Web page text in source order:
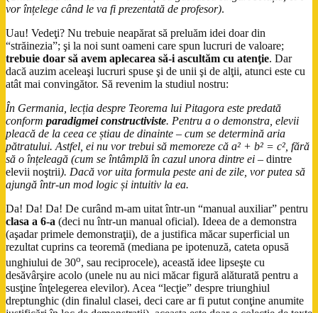
vor înțelege când le va fi prezentată de profesor).
Uau! Vedeţi? Nu trebuie neapărat să preluăm idei doar din
“străinezia”; şi la noi sunt oameni care spun lucruri de valoare;
trebuie doar să avem aplecarea să-i ascultăm cu atenţie. Dar
dacă auzim aceleaşi lucruri spuse şi de unii şi de alţii, atunci este cu
atât mai convingător. Să revenim la studiul nostru:
În Germania, lecția despre Teorema lui Pitagora este predată
conform paradigmei constructiviste. Pentru a o demonstra, elevii
pleacă de la ceea ce știau de dinainte – cum se determină aria
pătratului. Astfel, ei nu vor trebui să memoreze că a² + b² = c², fără
să o înțeleagă (cum se întâmplă în cazul unora dintre ei – dintre
elevii noştrii). Dacă vor uita formula peste ani de zile, vor putea să
ajungă într-un mod logic și intuitiv la ea.
Da! Da! Da! De curând m-am uitat într-un “manual auxiliar” pentru
clasa a 6-a (deci nu într-un manual oficial). Ideea de a demonstra
(aşadar primele demonstraţii), de a justifica măcar superficial un
rezultat cuprins ca teoremă (mediana pe ipotenuză, cateta opusă
unghiului de 30o, sau reciprocele), această idee lipseşte cu
desăvârşire acolo (unele nu au nici măcar figură alăturată pentru a
susţine înţelegerea elevilor). Acea “lecţie” despre triunghiul
dreptunghic (din finalul clasei, deci care ar fi putut conţine anumite